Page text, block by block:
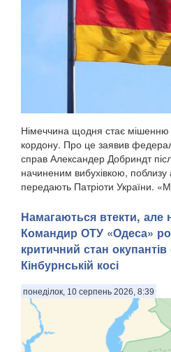
Німеччина щодня стає мішенню
кордону. Про це заявив
справ Александер Добриндт
начиненим вибухівкою,
передають Патріоти України.
Намагаються втекти, але
Командир ОТУ «Одеса»
критичний стан
Кінбурнській косі
понеділок, 10 серпень 2026, 8:39